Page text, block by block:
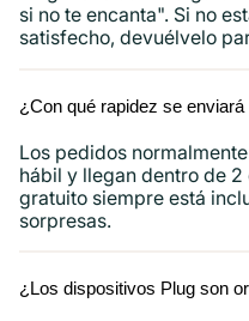
si no te encanta". Si no
satisfecho, devuélvelo
¿Con qué rapidez se enviará
Los pedidos
hábil y llegan dentro de
gratuito siempre está
sorpresas.
¿Los dispositivos Plug son